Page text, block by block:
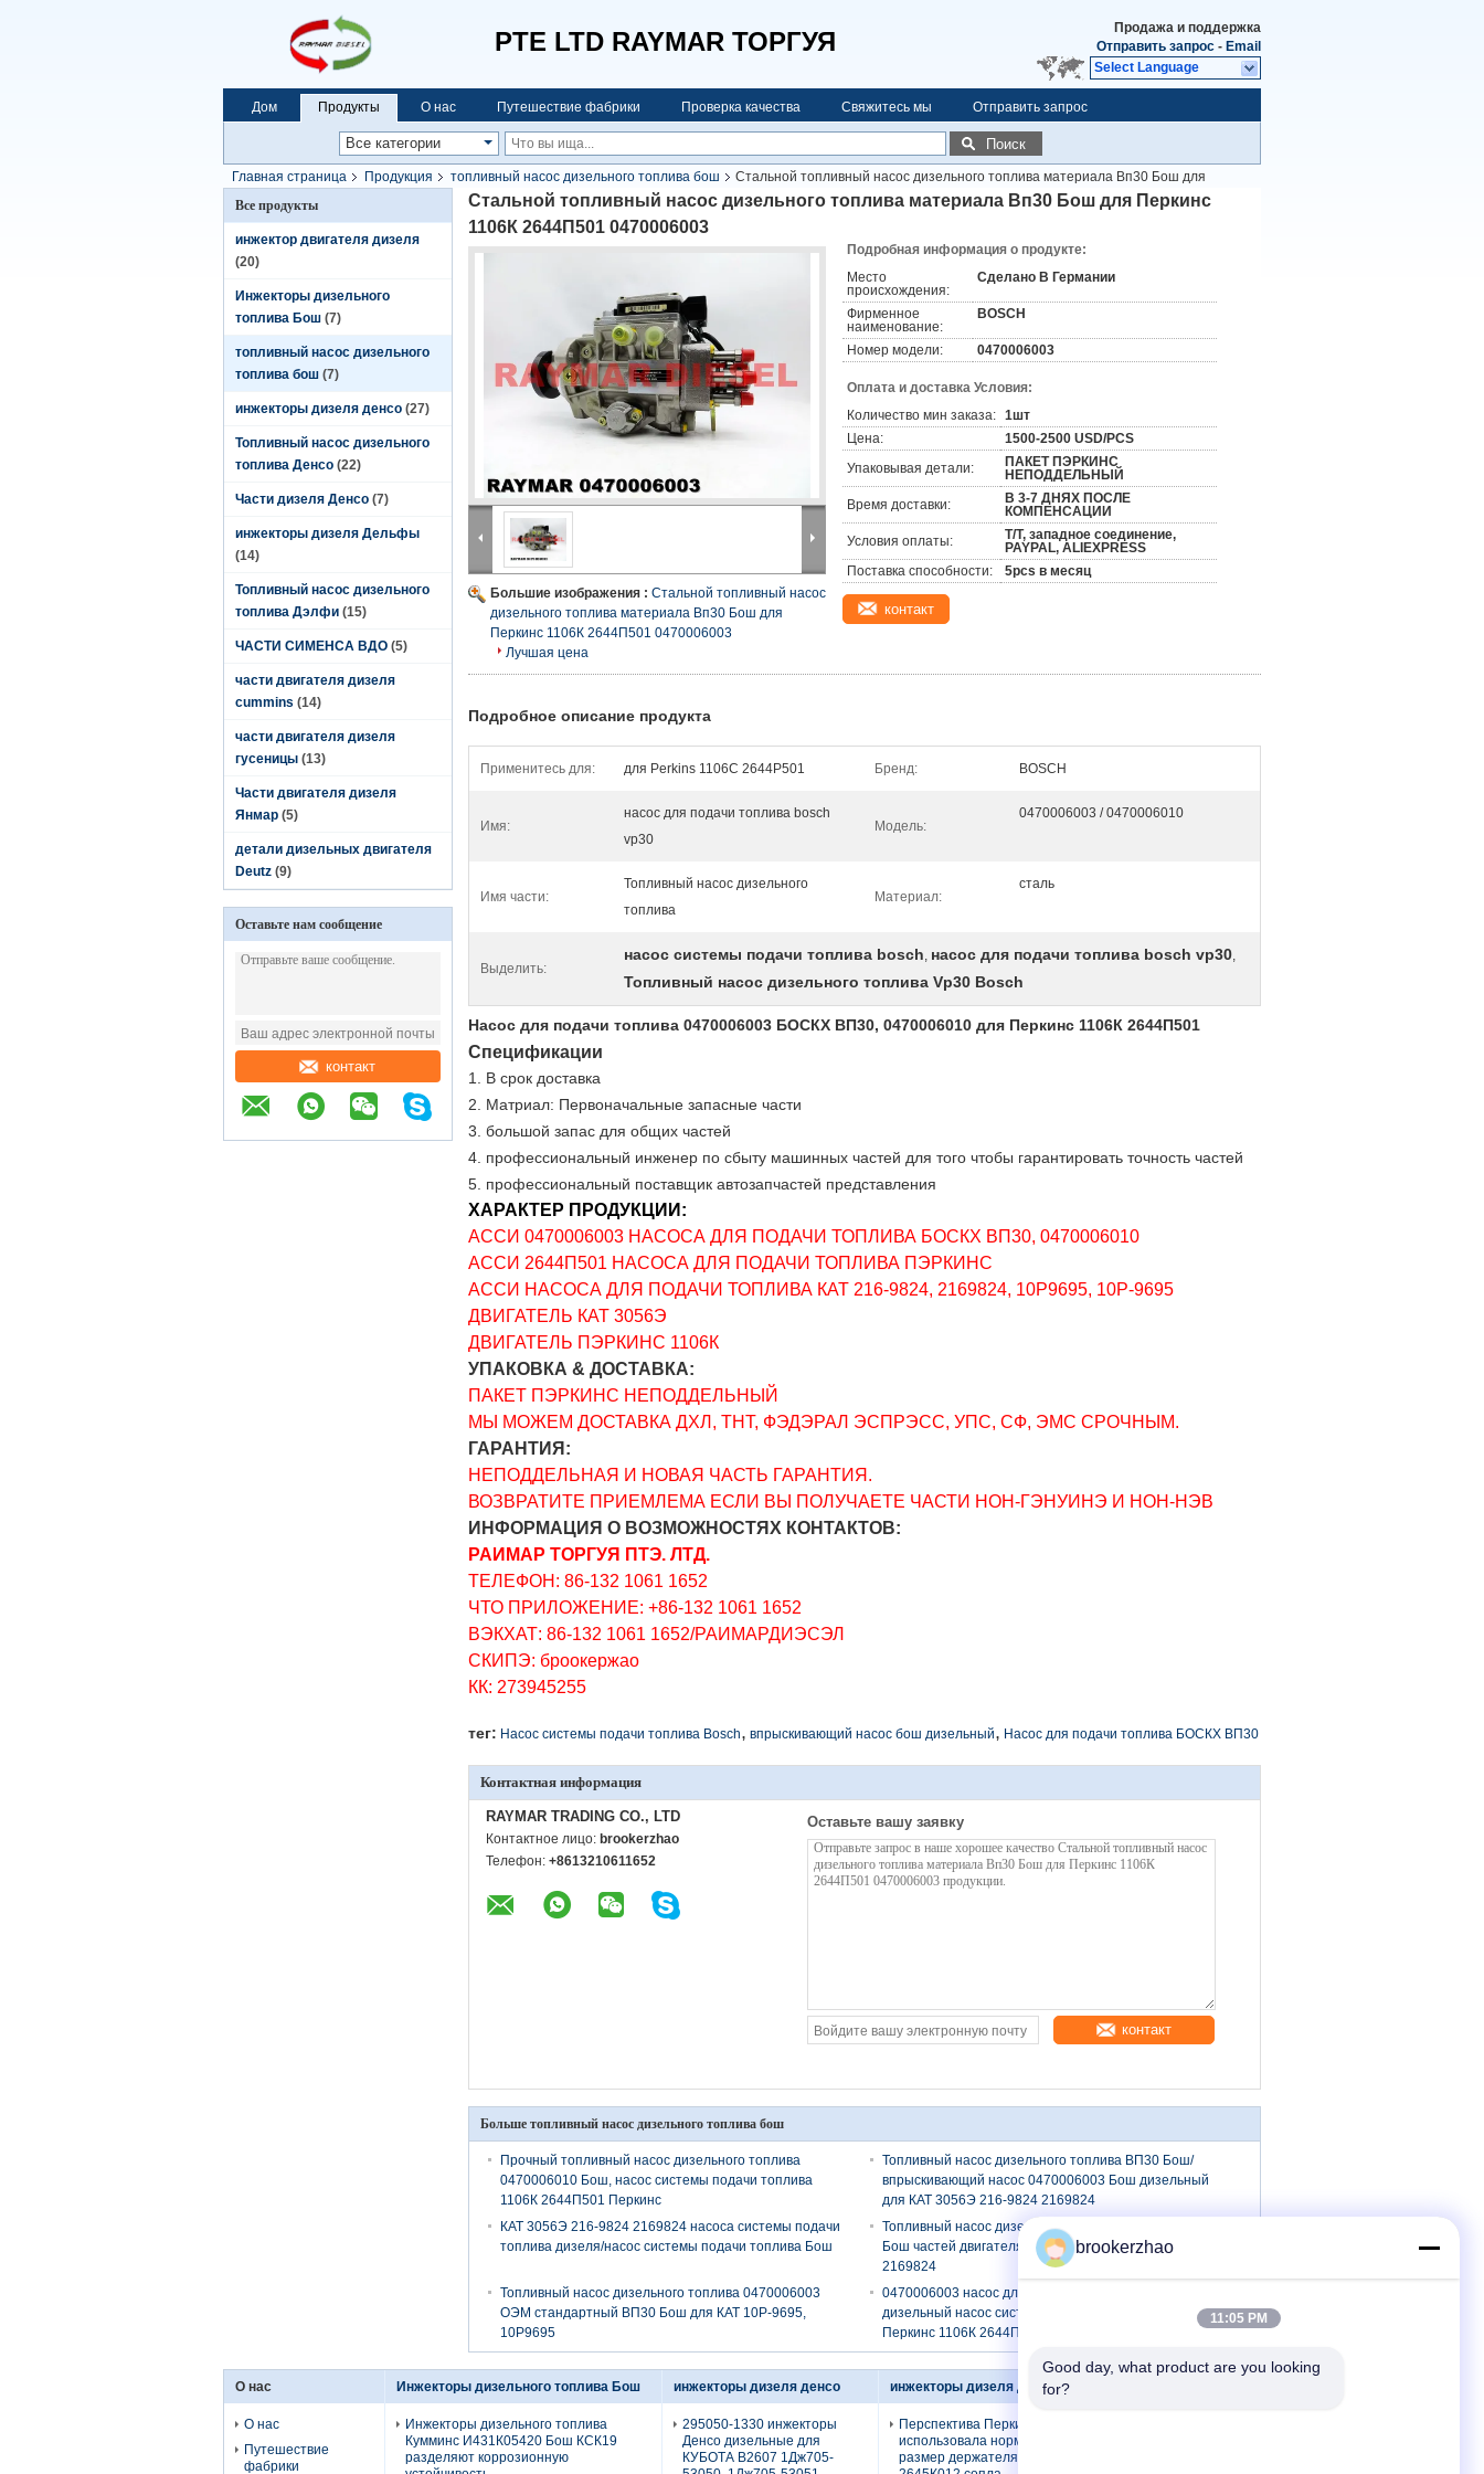
PTE LTD RAYMAR ТОРГУЯ
Продажа и поддержка
Отправить запрос - Email
Select Language
Дом Продукты О нас Путешествие фабрики Проверка качества Свяжитесь мы Отправить запрос
Поиск
Главная страница Продукция топливный насос дизельного топлива бош
Стальной топливный насос дизельного топлива материала Вп30 Бош для
Перкинс 1106К 2644П501 0470006003
Все продукты
инжектор двигателя дизеля
(20)
Инжекторы дизельного
топлива Бош (7)
топливный насос дизельного
топлива бош (7)
инжекторы дизеля денсо (27)
Топливный насос дизельного
топлива Денсо (22)
Части дизеля Денсо (7)
инжекторы дизеля Дельфы
(14)
Топливный насос дизельного
топлива Дэлфи (15)
ЧАСТИ СИМЕНСА ВДО (5)
части двигателя дизеля
cummins (14)
части двигателя дизеля
гусеницы (13)
Части двигателя дизеля
Янмар (5)
детали дизельных двигателя
Deutz (9)
Оставьте нам сообщение
контакт
Стальной топливный насос дизельного топлива материала Вп30 Бош для Перкинс
1106К 2644П501 0470006003
Большие изображения : Стальной топливный насос
дизельного топлива материала Вп30 Бош для
Перкинс 1106К 2644П501 0470006003
Лучшая цена
Подробная информация о продукте:
Место
происхождения:
Сделано В Германии
Фирменное
наименование:
BOSCH
Номер модели: 0470006003
Оплата и доставка Условия:
Количество мин заказа: 1шт
Цена:
1500-2500 USD/PCS
Упаковывая детали:
ПАКЕТ ПЭРКИНС
НЕПОДДЕЛЬНЫЙ
Время доставки:
В 3-7 ДНЯХ ПОСЛЕ
КОМПЕНСАЦИИ
Условия оплаты:
T/T, западное соединение,
PAYPAL, ALIEXPRESS
Поставка способности:
5pcs в месяц
контакт
Подробное описание продукта
Применитесь для: для Perkins 1106C 2644P501 Бренд: BOSCH
Имя:
насос для подачи топлива bosch
vp30
Модель:
0470006003 / 0470006010
Имя части:
Топливный насос дизельного
топлива
Материал:
сталь
Выделить:
насос системы подачи топлива bosch, насос для подачи топлива bosch vp30,
Топливный насос дизельного топлива Vp30 Bosch
Насос для подачи топлива 0470006003 БОСКХ ВП30, 0470006010 для Перкинс 1106К 2644П501
Спецификации
1. В срок доставка
2. Матриал: Первоначальные запасные части
3. большой запас для общих частей
4. профессиональный инженер по сбыту машинных частей для того чтобы гарантировать точность частей
5. профессиональный поставщик автозапчастей представления
ХАРАКТЕР ПРОДУКЦИИ:
АССИ 0470006003 НАСОСА ДЛЯ ПОДАЧИ ТОПЛИВА БОСКХ ВП30, 0470006010
АССИ 2644П501 НАСОСА ДЛЯ ПОДАЧИ ТОПЛИВА ПЭРКИНС
АССИ НАСОСА ДЛЯ ПОДАЧИ ТОПЛИВА КАТ 216-9824, 2169824, 10Р9695, 10Р-9695
ДВИГАТЕЛЬ КАТ 3056Э
ДВИГАТЕЛЬ ПЭРКИНС 1106К
УПАКОВКА & ДОСТАВКА:
ПАКЕТ ПЭРКИНС НЕПОДДЕЛЬНЫЙ
МЫ МОЖЕМ ДОСТАВКА ДХЛ, ТНТ, ФЭДЭРАЛ ЭСПРЭСС, УПС, СФ, ЭМС СРОЧНЫМ.
ГАРАНТИЯ:
НЕПОДДЕЛЬНАЯ И НОВАЯ ЧАСТЬ ГАРАНТИЯ.
ВОЗВРАТИТЕ ПРИЕМЛЕМА ЕСЛИ ВЫ ПОЛУЧАЕТЕ ЧАСТИ НОН-ГЭНУИНЭ И НОН-НЭВ
ИНФОРМАЦИЯ О ВОЗМОЖНОСТЯХ КОНТАКТОВ:
РАИМАР ТОРГУЯ ПТЭ. ЛТД.
ТЕЛЕФОН: 86-132 1061 1652
ЧТО ПРИЛОЖЕНИЕ: +86-132 1061 1652
ВЭКХАТ: 86-132 1061 1652/РАИМАРДИЭСЭЛ
СКИПЭ: броокержао
КК: 273945255
тег: Насос системы подачи топлива Bosch, впрыскивающий насос бош дизельный, Насос для подачи топлива БОСКХ ВП30
Контактная информация
RAYMAR TRADING CO., LTD
Контактное лицо: brookerzhao
Телефон: +8613210611652
Оставьте вашу заявку
контакт
Больше топливный насос дизельного топлива бош
Прочный топливный насос дизельного топлива
0470006010 Бош, насос системы подачи топлива
1106К 2644П501 Перкинс
Топливный насос дизельного топлива ВП30 Бош/
впрыскивающий насос 0470006003 Бош дизельный
для КАТ 3056Э 216-9824 2169824
КАТ 3056Э 216-9824 2169824 насоса системы подачи
топлива дизеля/насос системы подачи топлива Бош
Топливный насос дизельного топлива 0470006003
Бош частей двигателя дизеля для КАТ 3056Э 216-9824
2169824
Топливный насос дизельного топлива 0470006003
ОЭМ стандартный ВП30 Бош для КАТ 10Р-9695,
10Р9695
0470006003 насос для подачи топлива Бош Вп30,
дизельный насос системы подачи топлива для
Перкинс 1106К 2644П501
О нас
О нас
Путешествие
фабрики
Инжекторы дизельного топлива Бош
Инжекторы дизельного топлива
Кумминс И431К05420 Бош КСК19
разделяют коррозионную
инжекторы дизеля денсо
295050-1330 инжекторы
Денсо дизельные для
КУБОТА В2607 1Дж705-
инжекторы дизеля Дельфы
Перспектива Перкинс
использовала нормальный
размер держателя
brookerzhao
11:05 PM
Good day, what product are you looking
for?